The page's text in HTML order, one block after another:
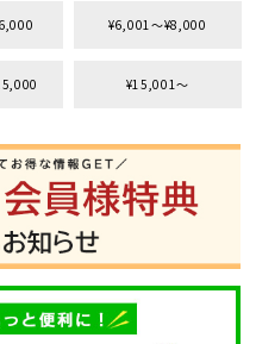
で検索する
¥6,001〜¥8,000
¥15,001〜